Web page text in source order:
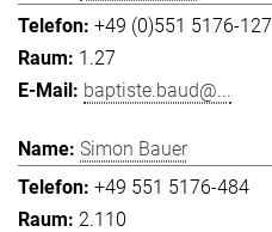
+49 (0)551 5176-127
1.27
baptiste.baud@...
Simon Bauer
+49 551 5176-484
2.110